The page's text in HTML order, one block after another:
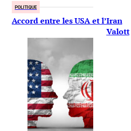
POLITIQUE
Accord entre les USA et l’Iran
Valott